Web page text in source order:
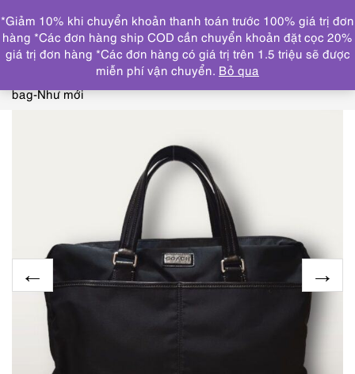
DANH MỤC
Trang chủ TÚI XÁCH
BA LÔ/TÚI CÔNG SỞ/CẶP
4082-Cặp nam-COACH cloth & leather business
bag-Như mới
*Giảm 10% khi chuyển khoản thanh toán trước 100% giá trị đơn
hàng *Các đơn hàng ship COD cần chuyển khoản đặt cọc 20%
giá trị đơn hàng *Các đơn hàng có giá trị trên 1.5 triệu sẽ được
miễn phí vận chuyển. Bỏ qua